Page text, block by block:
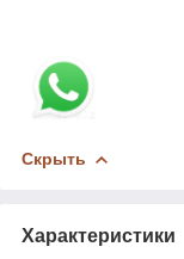
Скрыть
Характеристики